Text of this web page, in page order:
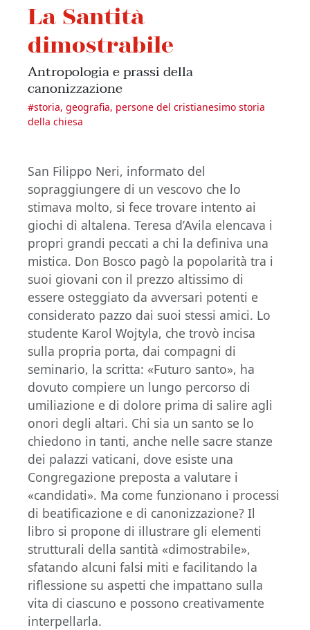
La Santità
dimostrabile
Antropologia e prassi della
canonizzazione
#storia, geografia, persone del cristianesimo storia
della chiesa
San Filippo Neri, informato del
sopraggiungere di un vescovo che lo
stimava molto, si fece trovare intento ai
giochi di altalena. Teresa d’Avila elencava i
propri grandi peccati a chi la definiva una
mistica. Don Bosco pagò la popolarità tra i
suoi giovani con il prezzo altissimo di
essere osteggiato da avversari potenti e
considerato pazzo dai suoi stessi amici. Lo
studente Karol Wojtyla, che trovò incisa
sulla propria porta, dai compagni di
seminario, la scritta: «Futuro santo», ha
dovuto compiere un lungo percorso di
umiliazione e di dolore prima di salire agli
onori degli altari. Chi sia un santo se lo
chiedono in tanti, anche nelle sacre stanze
dei palazzi vaticani, dove esiste una
Congregazione preposta a valutare i
«candidati». Ma come funzionano i processi
di beatificazione e di canonizzazione? Il
libro si propone di illustrare gli elementi
strutturali della santità «dimostrabile»,
sfatando alcuni falsi miti e facilitando la
riflessione su aspetti che impattano sulla
vita di ciascuno e possono creativamente
interpellarla.